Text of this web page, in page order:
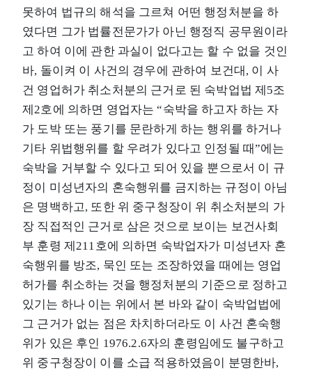
못하여 법규의 해석을 그르쳐 어떤 행정처분을 하
였다면 그가 법률전문가가 아닌 행정직 공무원이라
고 하여 이에 관한 과실이 없다고는 할 수 없을 것인
바, 돌이켜 이 사건의 경우에 관하여 보건대, 이 사
건 영업허가 취소처분의 근거로 된 숙박업법 제5조
제2호에 의하면 영업자는 “숙박을 하고자 하는 자
가 도박 또는 풍기를 문란하게 하는 행위를 하거나
기타 위법행위를 할 우려가 있다고 인정될 때”에는
숙박을 거부할 수 있다고 되어 있을 뿐으로서 이 규
정이 미성년자의 혼숙행위를 금지하는 규정이 아님
은 명백하고, 또한 위 중구청장이 위 취소처분의 가
장 직접적인 근거로 삼은 것으로 보이는 보건사회
부 훈령 제211호에 의하면 숙박업자가 미성년자 혼
숙행위를 방조, 묵인 또는 조장하였을 때에는 영업
허가를 취소하는 것을 행정처분의 기준으로 정하고
있기는 하나 이는 위에서 본 바와 같이 숙박업법에
그 근거가 없는 점은 차치하더라도 이 사건 혼숙행
위가 있은 후인 1976.2.6자의 훈령임에도 불구하고
위 중구청장이 이를 소급 적용하였음이 분명한바,